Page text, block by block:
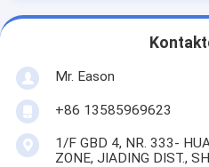
Mr. Eason
+86 13585969623
1/F GBD 4, NR. 333-
ZONE, JIADING DIST.,